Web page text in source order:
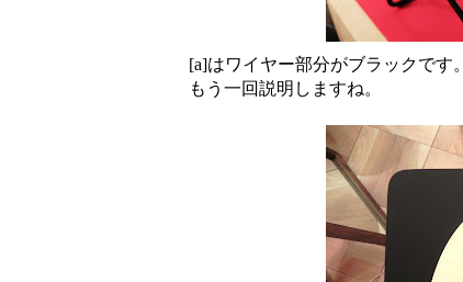
[a]はワイヤー部分がブラックです。
もう一回説明しますね。